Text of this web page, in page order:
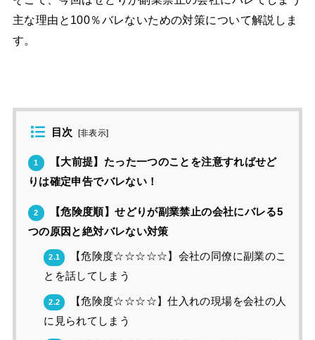
主な理由と100％バレないための対策について解説しま
す。
目次 [非表示]
1
【大前提】たった一つのことを注意すればせど
りは確定申告でバレない！
2
【危険度順】せどりが副業禁止の会社にバレる5
つの原因と絶対バレない対策
2.1
【危険度☆☆☆☆☆】会社の同僚に副業のこ
とを話してしまう
2.2
【危険度☆☆☆☆】仕入れの現場を会社の人
に見られてしまう